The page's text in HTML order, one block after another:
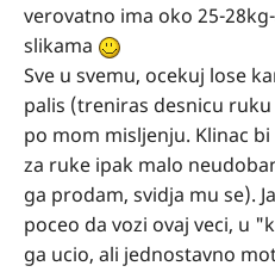
verovatno ima oko 25-
slikama
Sve u svemu, ocekuj lose
palis (treniras desnicu ruku
po mom misljenju. Klinac
za ruke ipak malo
ga prodam, svidja mu se).
poceo da vozi ovaj veci, u
ga ucio, ali jednostavno